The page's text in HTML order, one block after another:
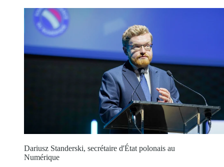
Dariusz Standerski, secrétaire d'État polonais au
Numérique